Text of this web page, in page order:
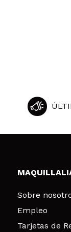
Sobre
Empleo
Tarjetas de